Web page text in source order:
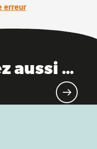
erreur
aussi ...